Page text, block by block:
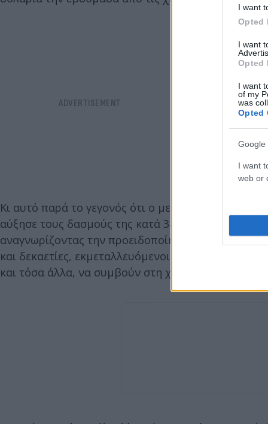
I want
Opted
I want
Opted
I want
of my
was
Opted
Google
I want
web or
Κι αυτό παρά το γεγονός ότι ο μεγαλύτερος
αύξησε τους δασμούς της κατά 34%, πέρα ​​από
αναγνωρίζοντας την προειδοποίησή μου για
και δεκαετίες, εκμεταλλευόμενοι το Good OL'
και τόσα άλλα, να συμβούν στη χώρα μας. ΚΑΝΤΕ